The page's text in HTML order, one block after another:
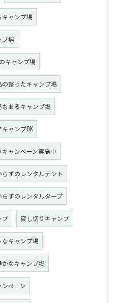
キャンプ場
プ場
キャンプ場
の整ったキャンプ場
あるキャンプ場
ャンプOK
ャンペーン実施中
ずのレンタルテント
ずのレンタルタープ
プ 貸し切りキャンプ
キャンプ場
なキャンプ場
ペーン